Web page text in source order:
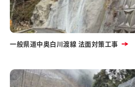
一般県道中奥白川渡線 法面対策工事